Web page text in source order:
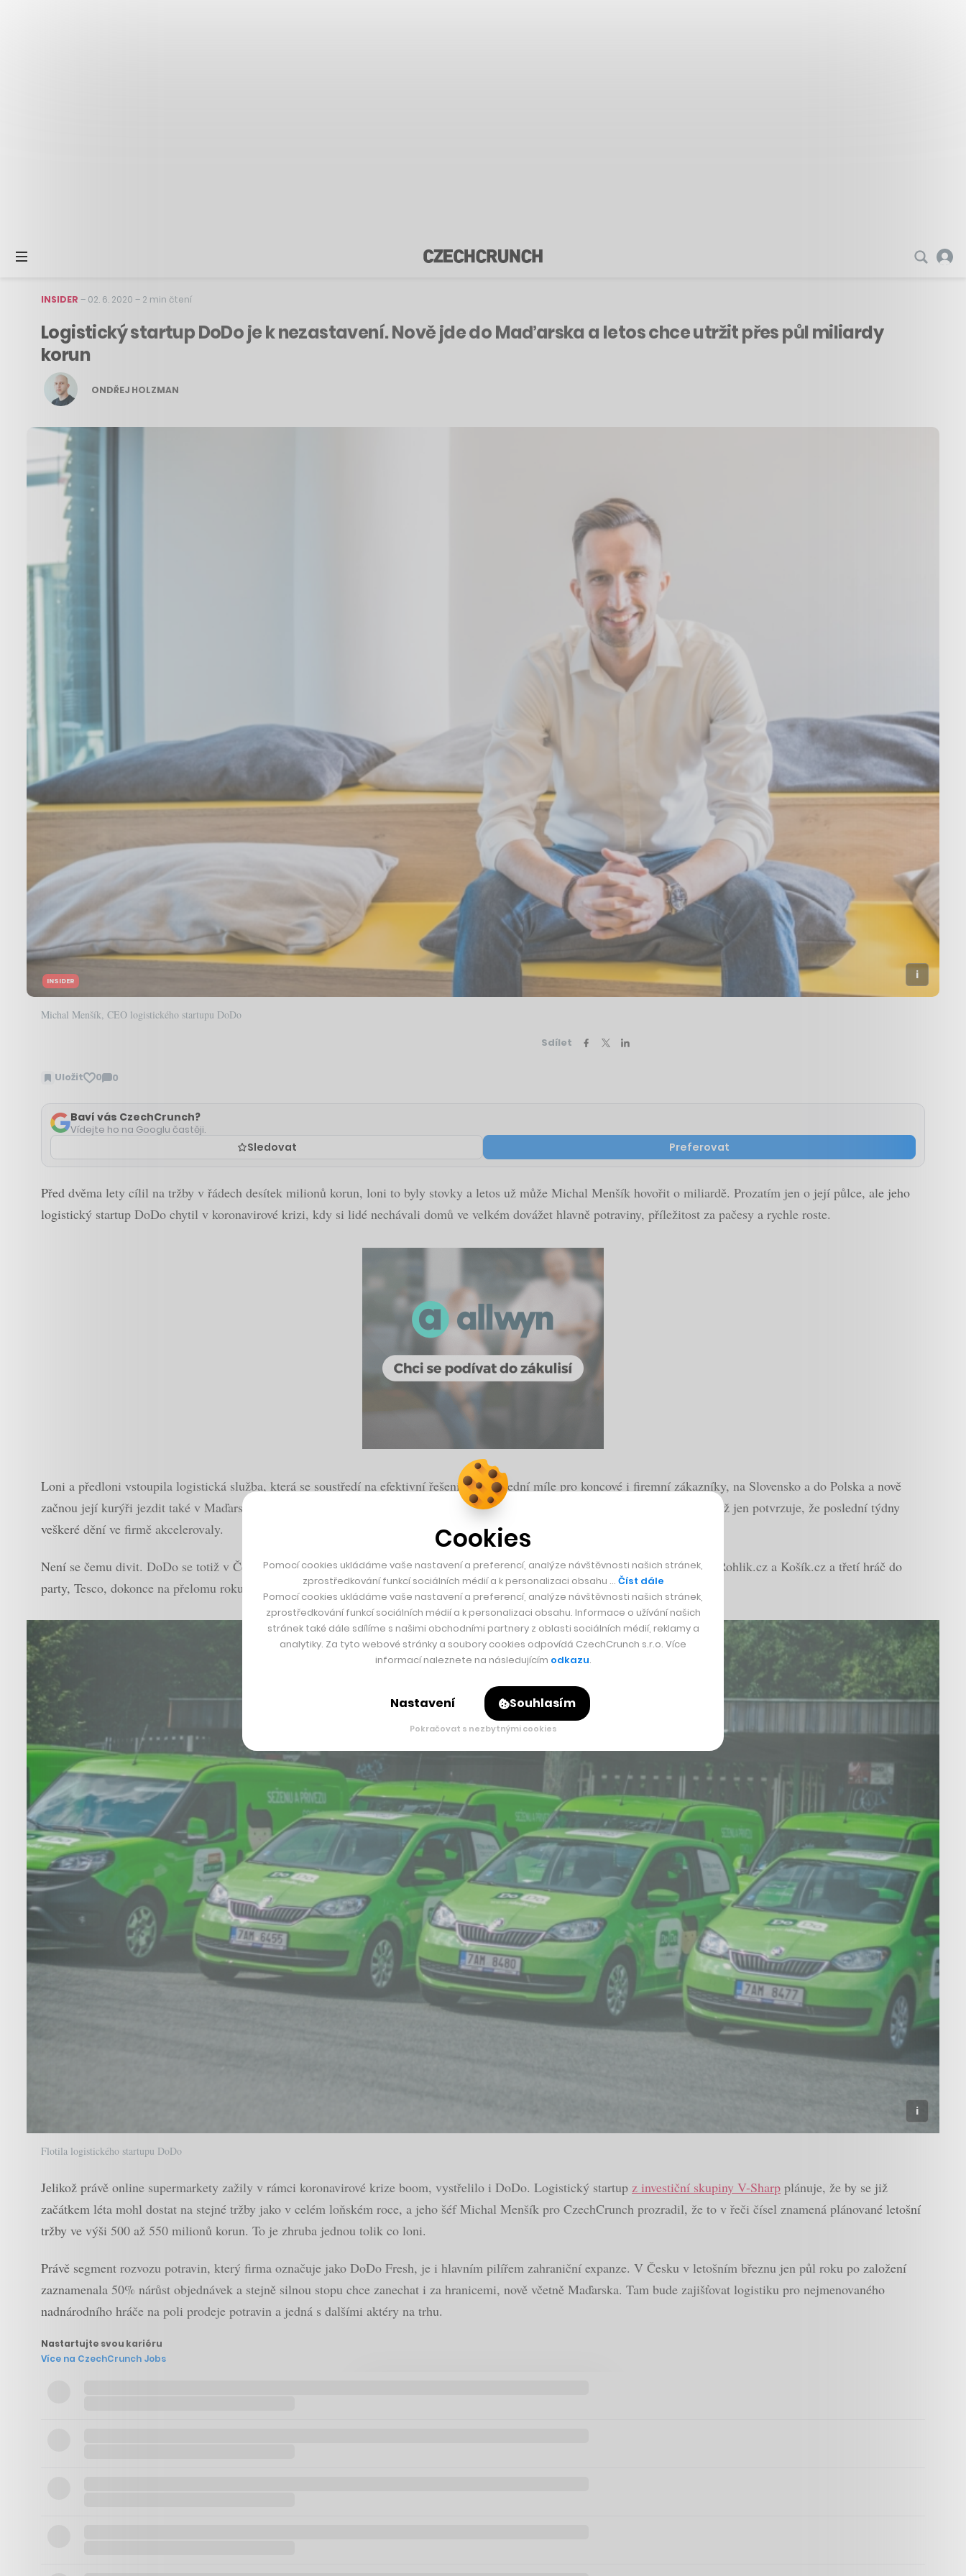
INSIDER – 02. 6. 2020 – 2 min čtení
Logistický startup DoDo je k nezastavení. Nově jde do Maďarska a letos chce utržit přes půl miliardy
korun
ONDŘEJ HOLZMAN
INSIDER
Michal Menšík, CEO logistického startupu DoDo
Sdílet
Uložit 0 0
Zobrazit
Baví vás CzechCrunch?
Vídejte ho na Googlu častěji.
Sledovat Preferovat
Před dvěma lety cílil na tržby v řádech desítek milionů korun, loni to byly stovky a letos už může Michal Menšík hovořit o miliardě. Prozatím jen o její půlce, ale jeho
logistický startup DoDo chytil v koronavirové krizi, kdy si lidé nechávali domů ve velkém dovážet hlavně potraviny, příležitost za pačesy a rychle roste.
Loni a předloni vstoupila logistická služba, která se soustředí na efektivní řešení tzv. poslední míle pro koncové i firemní zákazníky, na Slovensko a do Polska a nově
začnou její kurýři jezdit také v Maďarsku. Vstup do třetí zahraniční země přichází o několik měsíců dříve, než DoDo plánovalo, což jen potvrzuje, že poslední týdny
veškeré dění ve firmě akcelerovaly.
Není se čemu divit. DoDo se totiž v Českustalo zásadním hráčem na poli rozvozu potravin, když pomáhá online supermarketům Rohlik.cz a Košík.cz a třetí hráč do
party, Tesco, dokonce na přelomu roku
svou logistiku kompletně zrušiloa potraviny už rozváží jen přes DoDo.
Flotila logistického startupu DoDo
Jelikož právě online supermarkety zažily v rámci koronavirové krize boom, vystřelilo i DoDo. Logistický startup z investiční skupiny V-Sharp plánuje, že by se již
začátkem léta mohl dostat na stejné tržby jako v celém loňském roce, a jeho šéf Michal Menšík pro CzechCrunch prozradil, že to v řeči čísel znamená plánované letošní
tržby ve výši 500 až 550 milionů korun. To je zhruba jednou tolik co loni.
Právě segment rozvozu potravin, který firma označuje jako DoDo Fresh, je i hlavním pilířem zahraniční expanze. V Česku v letošním březnu jen půl roku po založení
zaznamenala 50% nárůst objednávek a stejně silnou stopu chce zanechat i za hranicemi, nově včetně Maďarska. Tam bude zajišťovat logistiku pro nejmenovaného
nadnárodního hráče na poli prodeje potravin a jedná s dalšími aktéry na trhu.
Nastartujte svou kariéru
Více na CzechCrunch Jobs
Cookies
Pomocí cookies ukládáme vaše nastavení a preferencí, analýze návštěvnosti našich stránek,
zprostředkování funkcí sociálních médií a k personalizaci obsahu … Číst dále
Pomocí cookies ukládáme vaše nastavení a preferencí, analýze návštěvnosti našich stránek,
zprostředkování funkcí sociálních médií a k personalizaci obsahu. Informace o užívání našich
stránek také dále sdílíme s našimi obchodními partnery z oblasti sociálních médií, reklamy a
analytiky. Za tyto webové stránky a soubory cookies odpovídá CzechCrunch s.r.o. Více
informací naleznete na následujícím odkazu.
Nastavení Souhlasím
Pokračovat s nezbytnými cookies